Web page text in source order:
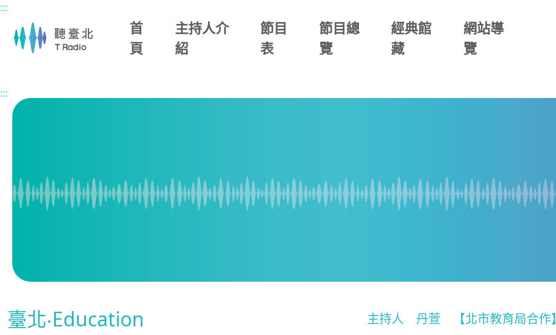
主要內容區塊
:::
首
頁
主持人介
紹
節目
表
節目總
覽
經典館
藏
網站導
覽
:::
臺北‧Education 主持人 丹萱 【北市教育局合作】